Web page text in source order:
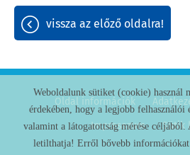
vissza az előző oldalra!
Oldal információk
Impresszum
Sütik
Weboldalunk sütiket (cookie) használ
érdekében, hogy a legjobb felhasználói
valamint a látogatottság mérése
letilthatja! Erről bővebb